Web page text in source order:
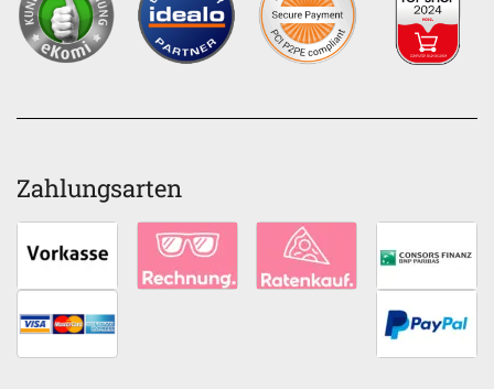
Zahlungsarten